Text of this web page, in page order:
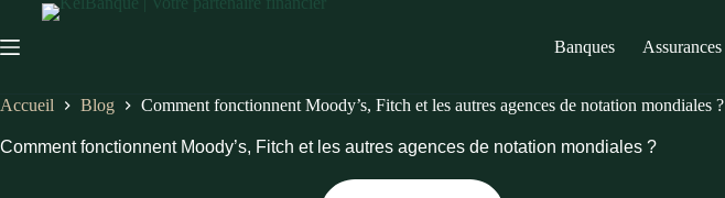
Passer
contenu
Banques Assurances
Accueil Blog Comment fonctionnent Moody’s, Fitch et les autres agences de notation mondiales ?
Comment fonctionnent Moody’s, Fitch et les autres agences de notation mondiales ?